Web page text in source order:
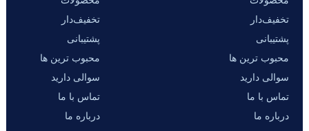
تخفیف‌دار
پشتیبانی
محبوب ترین ها
سوالی دارید
تماس با ما
درباره ما
تخفیف‌دار
پشتیبانی
محبوب ترین ها
سوالی دارید
تماس با ما
درباره ما